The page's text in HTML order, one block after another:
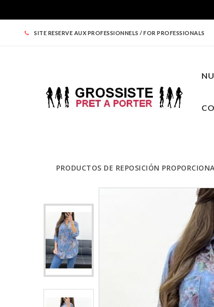
SITE RESERVE AUX PROFESSIONNELS / FOR PROFESSIONALS
NUEVO ROPA MUJER ARRIBA
PRECIOS REDONDOS
PRODUCTOS DE REPOSICIÓN